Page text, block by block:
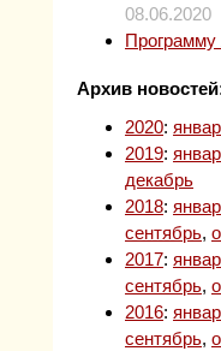
08.06.2020
Программу
Архив
2020:
2019:
декабрь
2018:
сентябрь,
2017:
сентябрь,
2016:
сентябрь,